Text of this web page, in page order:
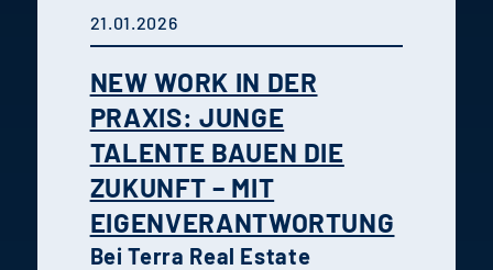
Wohnort für Familien und
und entspannt wohnen.
21.01.2026
NEW WORK IN DER
PRAXIS: JUNGE
TALENTE BAUEN DIE
ZUKUNFT – MIT
EIGENVERANTWORTUNG
Bei Terra Real Estate